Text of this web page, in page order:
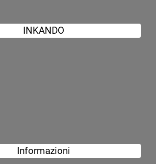
INKANDO
Informazioni